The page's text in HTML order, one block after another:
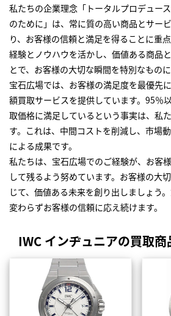
私たちの企業理念「トータルプロデュー
のために」は、常に質の高い商品とサー
り、お客様の信頼と満足を得ることに重
経験とノウハウを活かし、価値ある商品
とで、お客様の大切な瞬間を特別なものに
宝石広場では、お客様の満足度を最優先
額買取サービスを提供しています。95％
取価格に満足しているという事実は、私
す。これは、中間コストを削減し、市場
による成果です。
私たちは、宝石広場でのご経験が、お客
して残るよう努めています。お客様の大
じて、価値ある未来を創り出しましょう
変わらずお客様の信頼に応え続けます。
IWC インヂュニアの買取商